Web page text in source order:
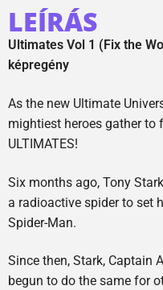
LEÍRÁS
Ultimates Vol 1 (Fix the
képregény
As the new Ultimate
mightiest heroes gather to
ULTIMATES!
Six months ago, Tony
a radioactive spider to set
Spider-Man.
Since then, Stark, Captain
begun to do the same for